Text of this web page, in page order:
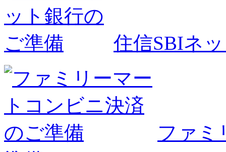
住信SBIネ
ファミ